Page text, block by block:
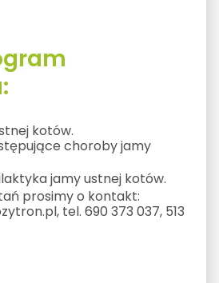
kotów.
choroby jamy
jamy ustnej kotów.
prosimy o kontakt:
tel. 690 373 037, 513